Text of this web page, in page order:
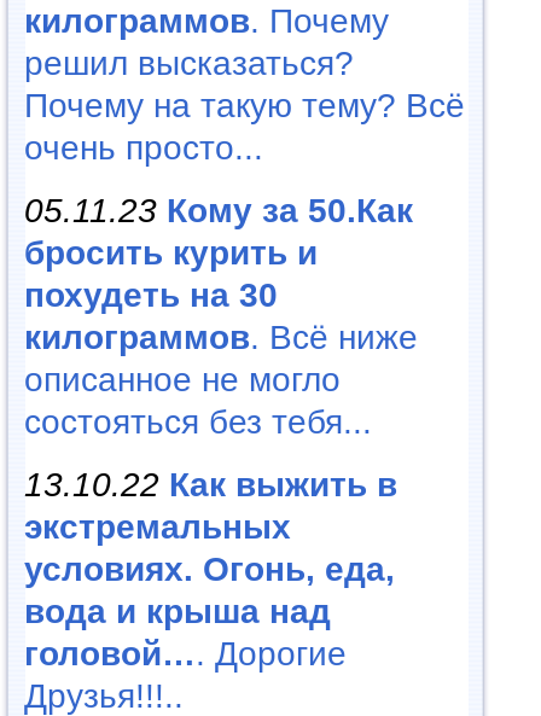
килограммов. Почему
решил высказаться?
Почему на такую тему? Всё
очень просто...
05.11.23 Кому за 50.Как
бросить курить и
похудеть на 30
килограммов. Всё ниже
описанное не могло
состояться без тебя...
13.10.22 Как выжить в
экстремальных
условиях. Огонь, еда,
вода и крыша над
головой…. Дорогие
Друзья!!!..